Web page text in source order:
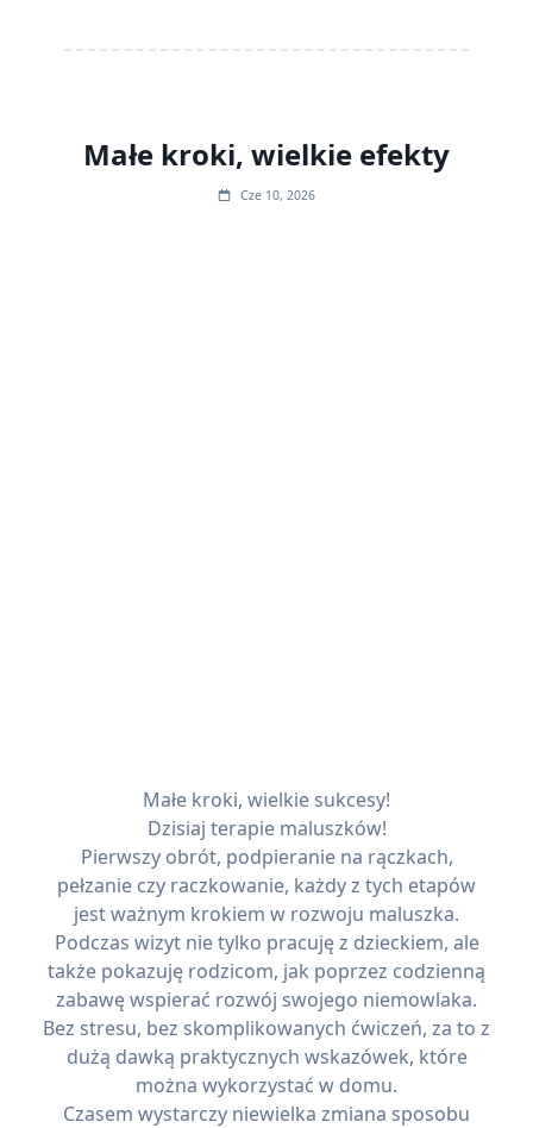
Małe kroki, wielkie efekty
Cze 10, 2026
Małe kroki, wielkie sukcesy!
Dzisiaj terapie maluszków!
Pierwszy obrót, podpieranie na rączkach,
pełzanie czy raczkowanie, każdy z tych etapów
jest ważnym krokiem w rozwoju maluszka.
Podczas wizyt nie tylko pracuję z dzieckiem, ale
także pokazuję rodzicom, jak poprzez codzienną
zabawę wspierać rozwój swojego niemowlaka.
Bez stresu, bez skomplikowanych ćwiczeń, za to z
dużą dawką praktycznych wskazówek, które
można wykorzystać w domu.
Czasem wystarczy niewielka zmiana sposobu